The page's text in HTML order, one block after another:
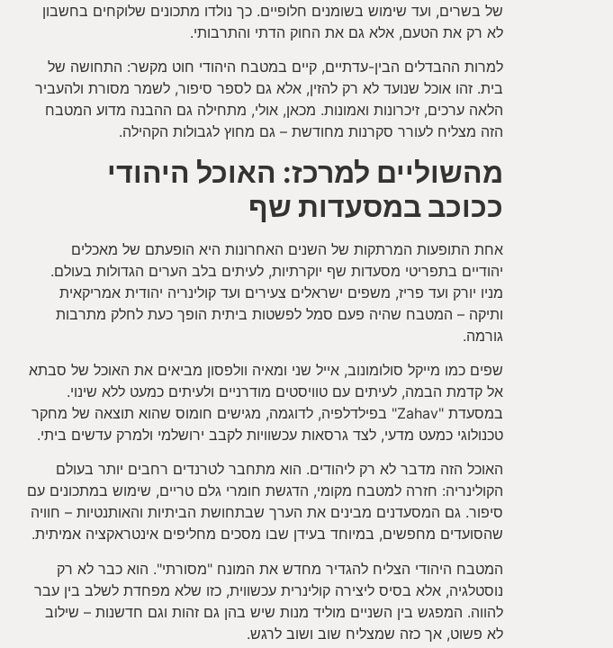
של בשרים, ועד שימוש בשומנים חלופיים. כך נולדו מתכונים שלוקחים בחשבון
לא רק את הטעם, אלא גם את החוק הדתי והתרבותי.
למרות ההבדלים הבין-עדתיים, קיים במטבח היהודי חוט מקשר: התחושה של
בית. זהו אוכל שנועד לא רק להזין, אלא גם לספר סיפור, לשמר מסורת ולהעביר
הלאה ערכים, זיכרונות ואמונות. מכאן, אולי, מתחילה גם ההבנה מדוע המטבח
הזה מצליח לעורר סקרנות מחודשת – גם מחוץ לגבולות הקהילה.
מהשוליים למרכז: האוכל היהודי
ככוכב במסעדות שף
אחת התופעות המרתקות של השנים האחרונות היא הופעתם של מאכלים
יהודיים בתפריטי מסעדות שף יוקרתיות, לעיתים בלב הערים הגדולות בעולם.
מניו יורק ועד פריז, משפים ישראלים צעירים ועד קולינריה יהודית אמריקאית
ותיקה – המטבח שהיה פעם סמל לפשטות ביתית הופך כעת לחלק מתרבות
גורמה.
שפים כמו מייקל סולומונוב, אייל שני ומאיה וולפסון מביאים את האוכל של סבתא
אל קדמת הבמה, לעיתים עם טוויסטים מודרניים ולעיתים כמעט ללא שינוי.
במסעדת "Zahav" בפילדלפיה, לדוגמה, מגישים חומוס שהוא תוצאה של מחקר
טכנולוגי כמעט מדעי, לצד גרסאות עכשוויות לקבב ירושלמי ולמרק עדשים ביתי.
האוכל הזה מדבר לא רק ליהודים. הוא מתחבר לטרנדים רחבים יותר בעולם
הקולינריה: חזרה למטבח מקומי, הדגשת חומרי גלם טריים, שימוש במתכונים עם
סיפור. גם המסעדנים מבינים את הערך שבתחושת הביתיות והאותנטיות – חוויה
שהסועדים מחפשים, במיוחד בעידן שבו מסכים מחליפים אינטראקציה אמיתית.
המטבח היהודי הצליח להגדיר מחדש את המונח "מסורתי". הוא כבר לא רק
נוסטלגיה, אלא בסיס ליצירה קולינרית עכשווית, כזו שלא מפחדת לשלב בין עבר
להווה. המפגש בין השניים מוליד מנות שיש בהן גם זהות וגם חדשנות – שילוב
לא פשוט, אך כזה שמצליח שוב ושוב לרגש.